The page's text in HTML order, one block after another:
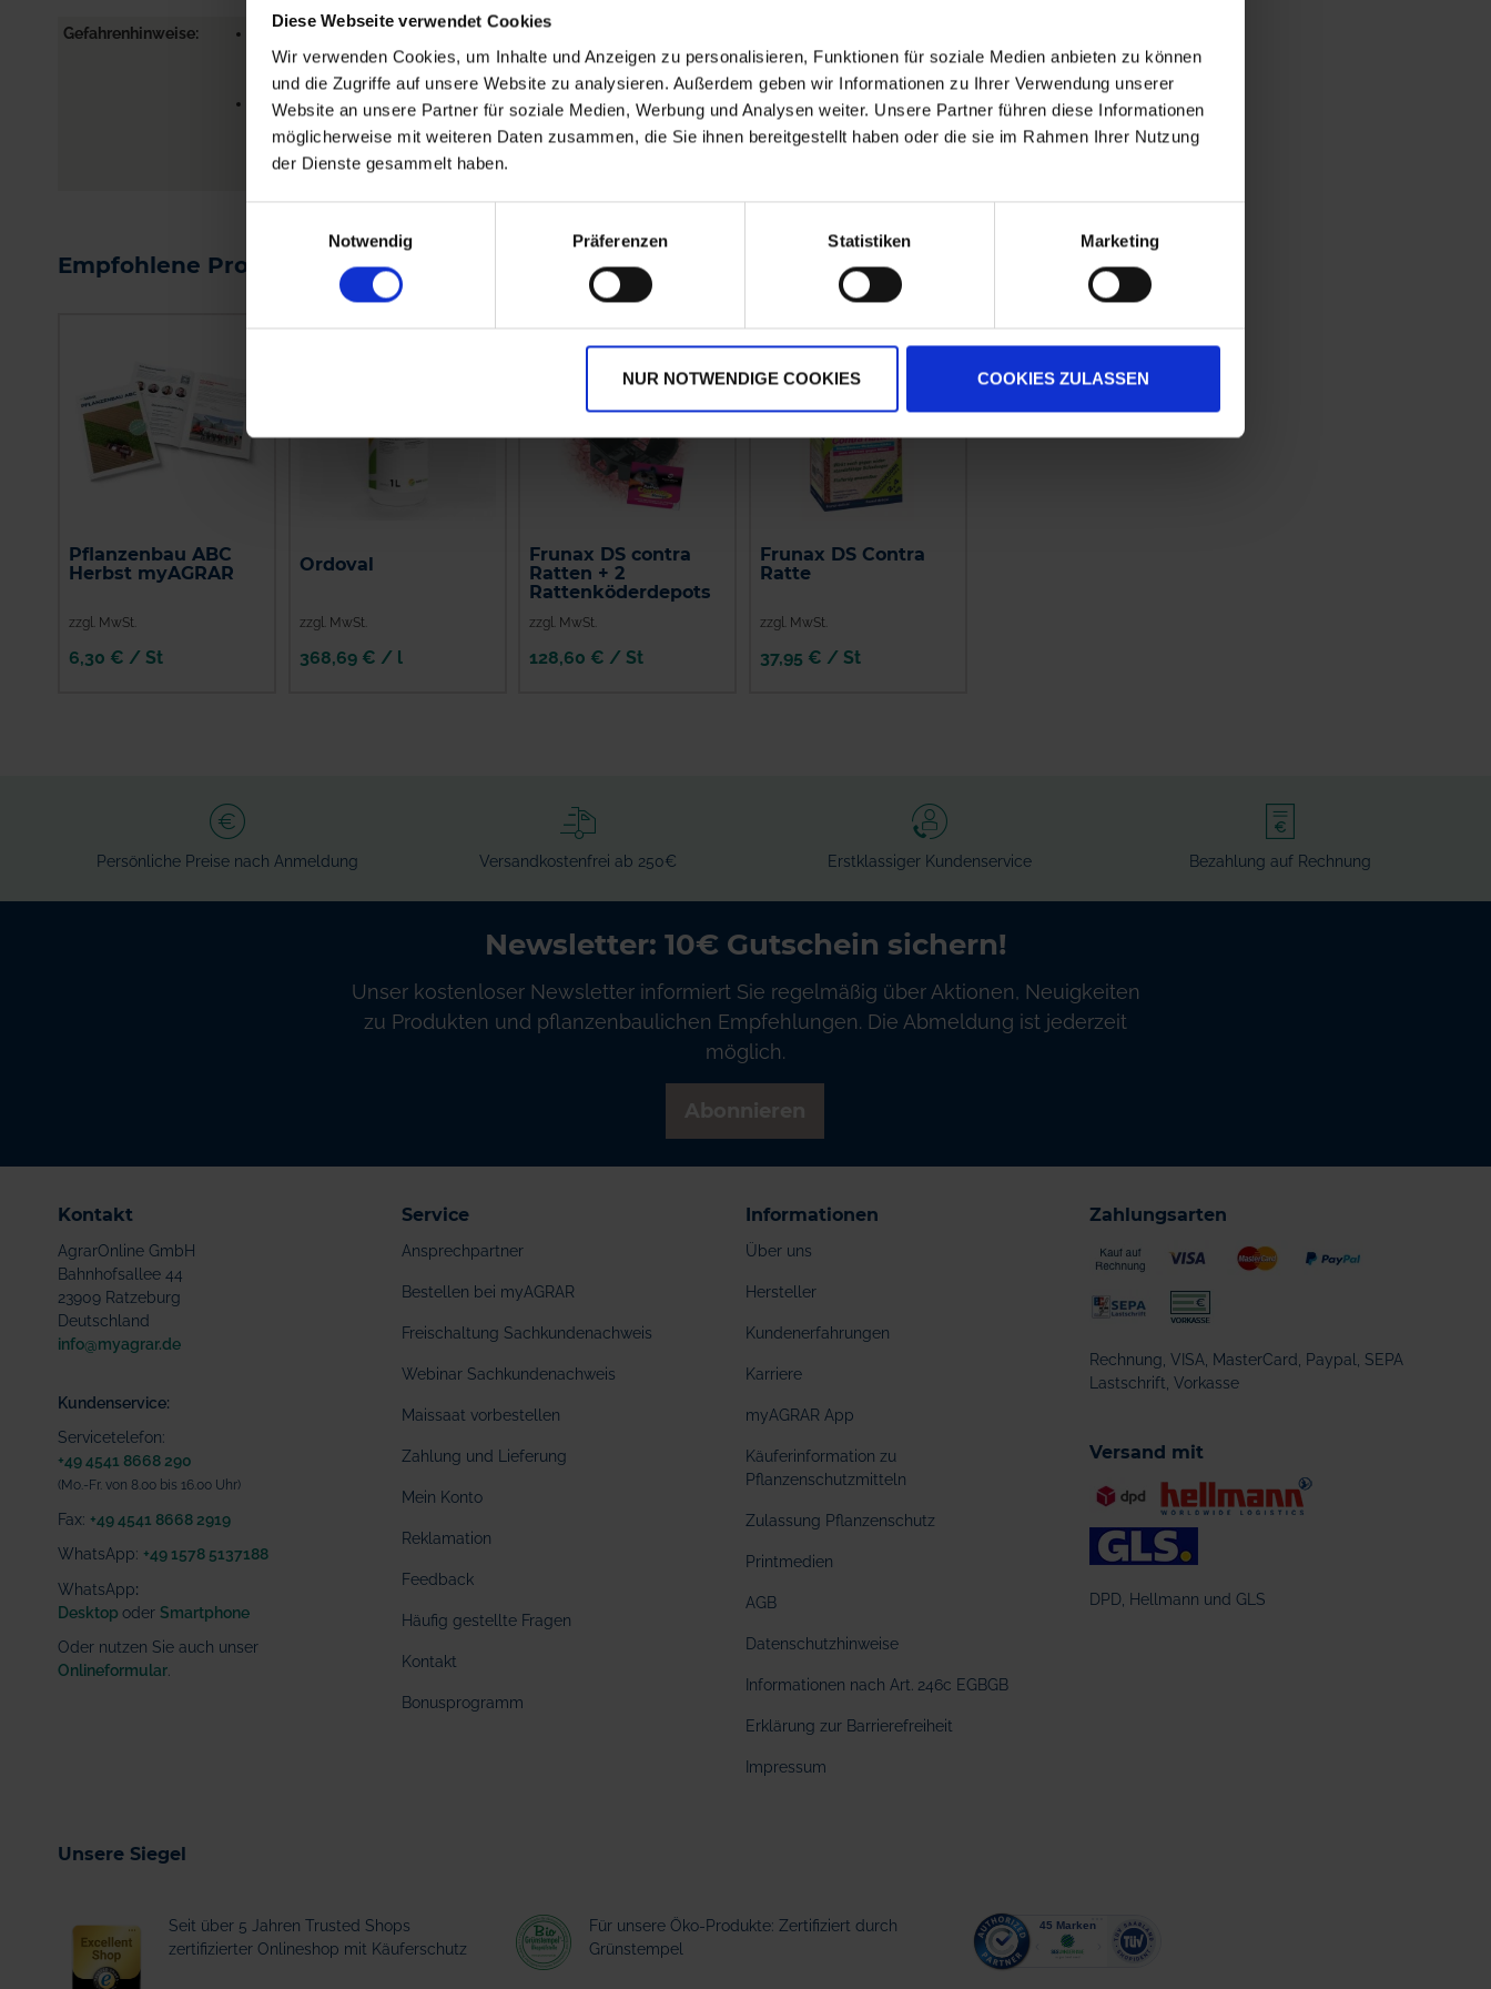
Diese Webseite verwendet Cookies
Wir verwenden Cookies, um Inhalte und Anzeigen zu personalisieren, Funktionen für soziale Medien anbieten zu können
und die Zugriffe auf unsere Website zu analysieren. Außerdem geben wir Informationen zu Ihrer Verwendung unserer
Website an unsere Partner für soziale Medien, Werbung und Analysen weiter. Unsere Partner führen diese Informationen
möglicherweise mit weiteren Daten zusammen, die Sie ihnen bereitgestellt haben oder die sie im Rahmen Ihrer Nutzung
der Dienste gesammelt haben.
Notwendig
Präferenzen Statistiken Marketing
NUR NOTWENDIGE COOKIES COOKIES ZULASSEN
Gefahrenhinweise
EUH208-ENTHÄLT . KANN
ALLERGISCHE REAKTIONEN
HERVORRUFEN.
EUH401-ZUR VERMEIDUNG VON
RISIKEN FÜR MEN...
mehr
Sicherheitshinweise
ERFORDERLICH, VERPACKUNG
ODER
KENNZEICHNUNGSETIKETT
BEREITHALTEN.
P102-DARF...
Empfohlene Produkte
Pflanzenbau ABC
Herbst myAGRAR
zzgl. MwSt.
6,30 € / St
Ordoval
zzgl. MwSt.
368,69 € / l
Frunax DS contra
Ratten + 2
Rattenköderdepots
zzgl. MwSt.
128,60 € / St
Frunax DS Contra
Ratte
zzgl. MwSt.
37,95 € / St
Persönliche Preise nach Anmeldung Versandkostenfrei ab 250€ Erstklassiger Kundenservice Bezahlung auf Rechnung
Newsletter: 10€ Gutschein sichern!
Unser kostenloser Newsletter informiert Sie regelmäßig über Aktionen, Neuigkeiten
zu Produkten und pflanzenbaulichen Empfehlungen. Die Abmeldung ist jederzeit
möglich.
Kontakt
AgrarOnline GmbH
Bahnhofsallee 44
23909 Ratzeburg
Deutschland
info@myagrar.de
Kundenservice:
Servicetelefon:
+49 4541 8668 290
(Mo.-Fr. von 8.00 bis 16.00 Uhr)
Fax: +49 4541 8668 2919
WhatsApp: +49 1578 5137188
WhatsApp:
Desktop oder Smartphone
Oder nutzen Sie auch unser
Onlineformular
Service
Ansprechpartner
Bestellen bei myAGRAR
Freischaltung Sachkundenachweis
Webinar Sachkundenachweis
Maissaat vorbestellen
Zahlung und Lieferung
Mein Konto
Reklamation
Feedback
Häufig gestellte Fragen
Kontakt
Bonusprogramm
Informationen
Über uns
Hersteller
Kundenerfahrungen
Karriere
myAGRAR App
Käuferinformation zu
Pflanzenschutzmitteln
Zulassung Pflanzenschutz
Printmedien
AGB
Datenschutzhinweise
Informationen nach Art. 246c EGBGB
Erklärung zur Barrierefreiheit
Impressum
Zahlungsarten
Rechnung, VISA, MasterCard, Paypal, SEPA
Lastschrift, Vorkasse
Versand mit
DPD, Hellmann und GLS
Unsere Siegel
Seit über 5 Jahren Trusted Shops
zertifizierter Onlineshop mit Käuferschutz
Für unsere Öko-Produkte: Zertifiziert durch
Grünstempel